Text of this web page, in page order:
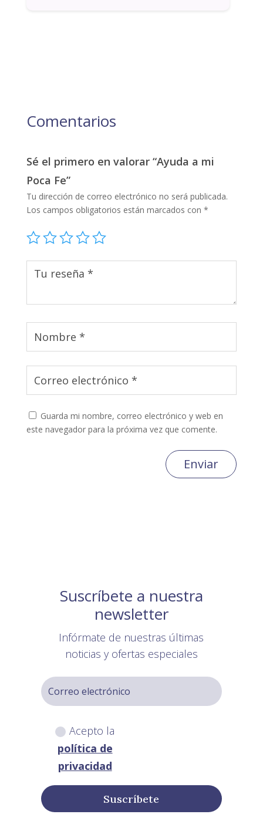
Comentarios
Sé el primero en valorar “Ayuda a mi
Poca Fe”
Tu dirección de correo electrónico no será publicada.
Los campos obligatorios están marcados con *
Guarda mi nombre, correo electrónico y web en
este navegador para la próxima vez que comente.
Enviar
Suscríbete a nuestra
newsletter
Infórmate de nuestras últimas
noticias y ofertas especiales
Acepto la
política de
privacidad
Suscríbete